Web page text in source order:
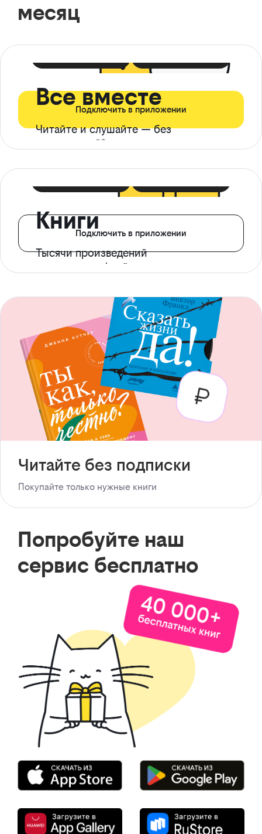
месяц
Все вместе
Читайте и слушайте — без
ограничений*
Подключить в приложении
Книги
Тысячи произведений
с доступом офлайн
Подключить в приложении
Читайте без подписки
Покупайте только нужные книги
Попробуйте наш
сервис бесплатно